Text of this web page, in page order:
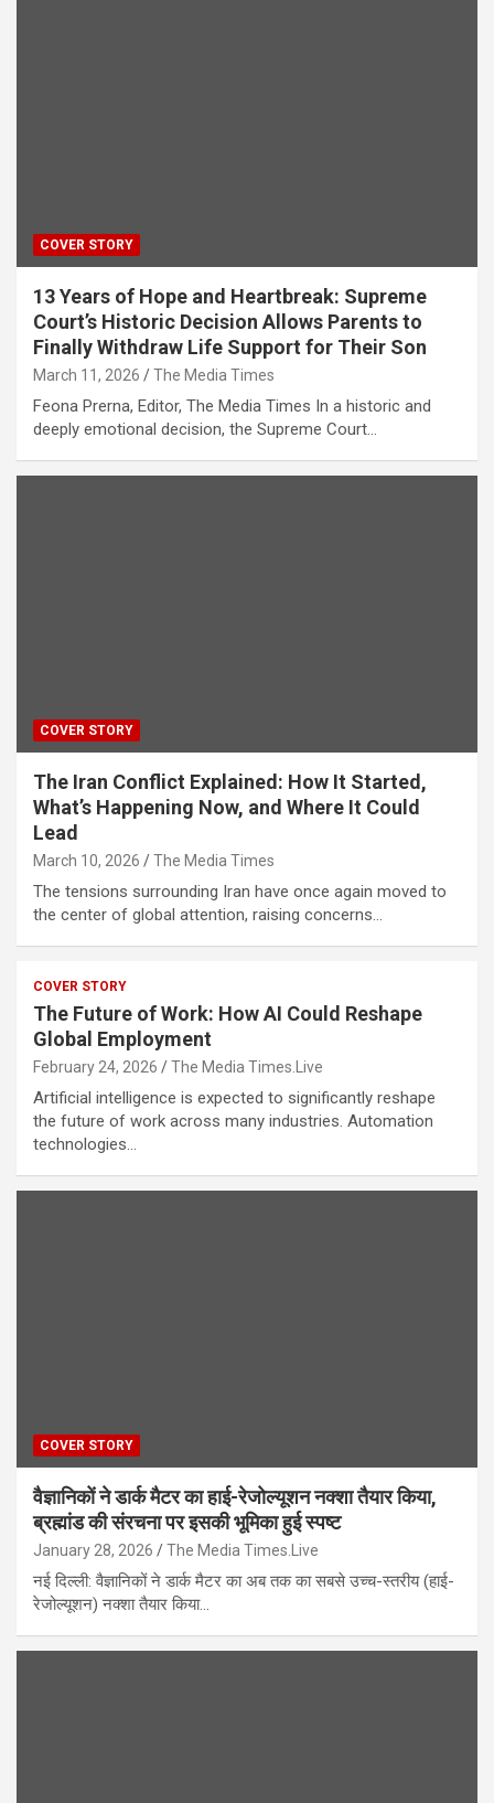
COVER STORY
13 Years of Hope and Heartbreak: Supreme
Court’s Historic Decision Allows Parents to
Finally Withdraw Life Support for Their Son
March 11, 2026 The Media Times
Feona Prerna, Editor, The Media Times In a historic and
deeply emotional decision, the Supreme Court…
COVER STORY
The Iran Conflict Explained: How It Started,
What’s Happening Now, and Where It Could
Lead
March 10, 2026 The Media Times
The tensions surrounding Iran have once again moved to
the center of global attention, raising concerns…
COVER STORY
The Future of Work: How AI Could Reshape
Global Employment
February 24, 2026 The Media Times.Live
Artificial intelligence is expected to significantly reshape
the future of work across many industries. Automation
technologies…
COVER STORY
वैज्ञानिकों ने डार्क मैटर का हाई-रेजोल्यूशन नक्शा तैयार किया,
ब्रह्मांड की संरचना पर इसकी भूमिका हुई स्पष्ट
January 28, 2026 The Media Times.Live
नई दिल्ली: वैज्ञानिकों ने डार्क मैटर का अब तक का सबसे उच्च-स्तरीय (हाई-
रेजोल्यूशन) नक्शा तैयार किया…